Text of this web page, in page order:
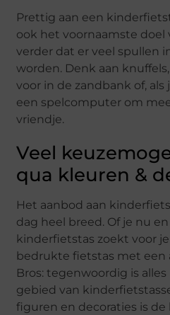
Prettig aan een
ook het voornaamste doel
verder dat er veel spullen
worden. Denk aan
voor in de zandbank of,
een spelcomputer om
vriendje.
Veel
qua kleuren &
Het aanbod aan
dag heel breed. Of je nu
kinderfietstas zoekt voor
bedrukte fietstas met een
Bros: tegenwoordig is
gebied van
figuren en decoraties is